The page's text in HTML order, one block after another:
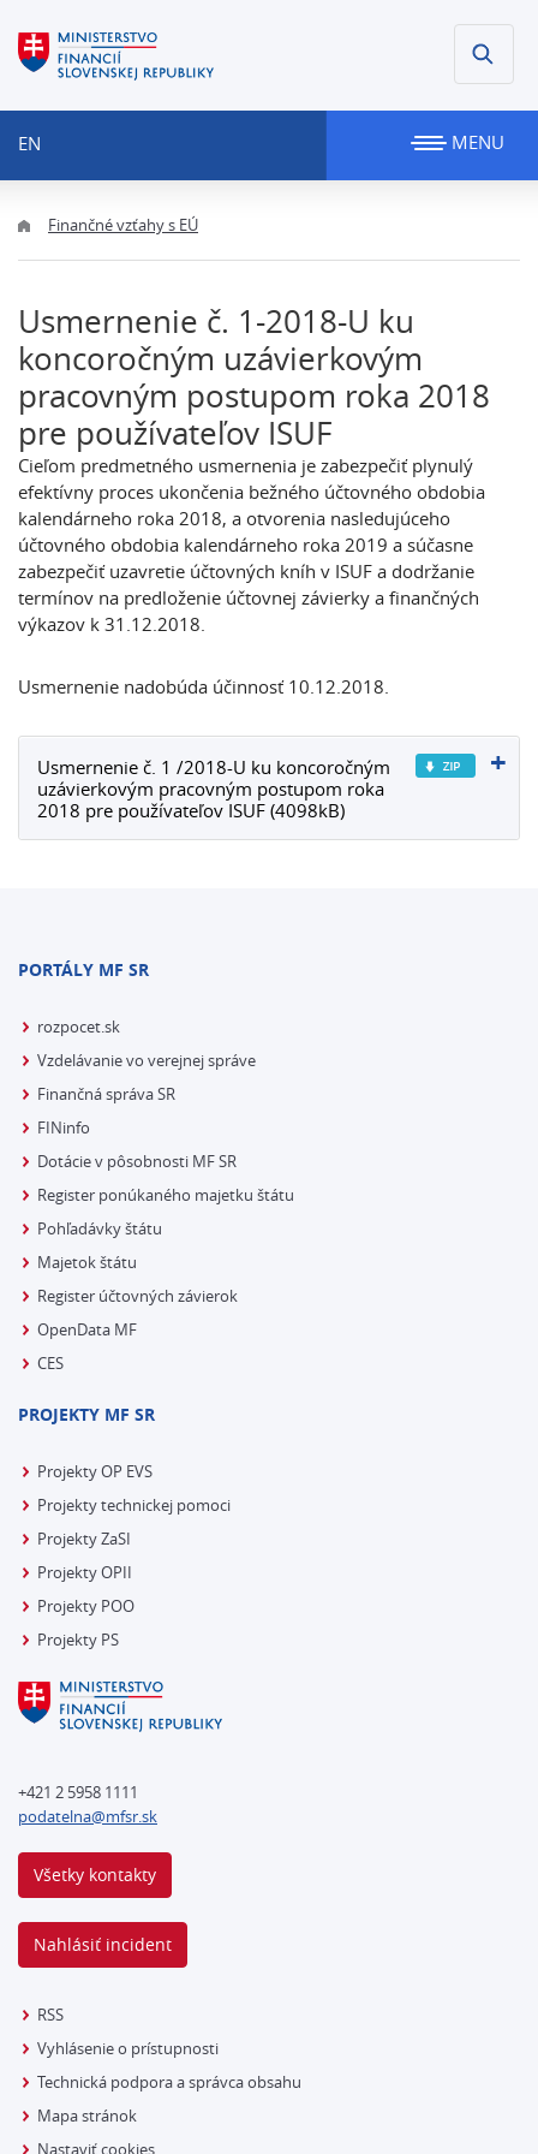
EN MENU
Finančné vzťahy s EÚ
Usmernenie č. 1-2018-U ku
koncoročným uzávierkovým
pracovným postupom roka 2018
pre používateľov ISUF
Cieľom predmetného usmernenia je zabezpečiť plynulý
efektívny proces ukončenia bežného účtovného obdobia
kalendárneho roka 2018, a otvorenia nasledujúceho
účtovného obdobia kalendárneho roka 2019 a súčasne
zabezpečiť uzavretie účtovných kníh v ISUF a dodržanie
termínov na predloženie účtovnej závierky a finančných
výkazov k 31.12.2018.
Usmernenie nadobúda účinnosť 10.12.2018.
Usmernenie č. 1 /2018-U ku koncoročným
uzávierkovým pracovným postupom roka
2018 pre používateľov ISUF (4098kB)
PORTÁLY MF SR
rozpocet.sk
Vzdelávanie vo verejnej správe
Finančná správa SR
FINinfo
Dotácie v pôsobnosti MF SR
Register ponúkaného majetku štátu
Pohľadávky štátu
Majetok štátu
Register účtovných závierok
OpenData MF
CES
PROJEKTY MF SR
Projekty OP EVS
Projekty technickej pomoci
Projekty ZaSI
Projekty OPII
Projekty POO
Projekty PS
+421 2 5958 1111
podatelna@mfsr.sk
Všetky kontakty
Nahlásiť incident
RSS
Vyhlásenie o prístupnosti
Technická podpora a správca obsahu
Mapa stránok
Nastaviť cookies